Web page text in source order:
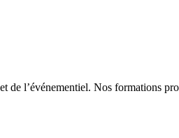
de l’événementiel. Nos formations